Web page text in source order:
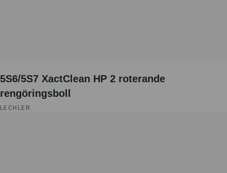
5S6/5S7 XactClean HP 2 roterande
rengöringsboll
LECHLER